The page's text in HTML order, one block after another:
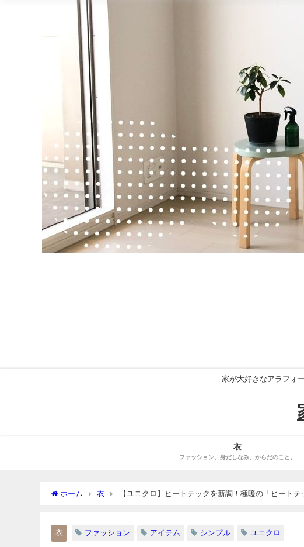
家が大好きなアラフォ
衣
ファッション、身だしなみ、からだのこと。
ホーム 衣 【ユニクロ】ヒートテックを新調！極暖の「ヒートテ
衣 ファッション アイテム シンプル ユニクロ